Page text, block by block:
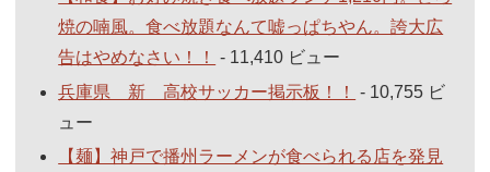
焼の喃風。食べ放題なんて嘘っぱちやん。誇大広
告はやめなさい！！
- 11,410 ビュー
兵庫県 新 高校サッカー掲示板！！
- 10,755 ビ
ュー
【麺】神戸で播州ラーメンが食べられる店を発見